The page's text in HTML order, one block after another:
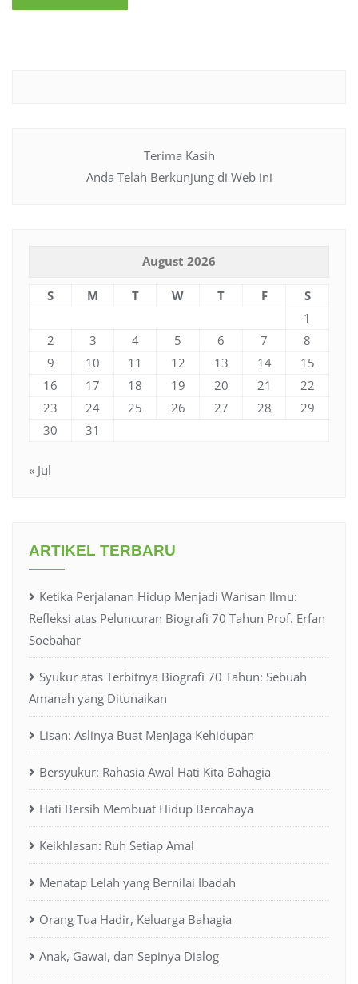
Terima Kasih
Anda Telah Berkunjung di Web ini
August 2026
S M T W T F
S
1
2
3 4 5 6 7
8
9
10 11 12 13 14
15
16
17 18 19 20 21
22
23
24 25 26 27 28
29
30
31
« Jul
ARTIKEL TERBARU
Ketika Perjalanan Hidup Menjadi Warisan Ilmu:
Refleksi atas Peluncuran Biografi 70 Tahun Prof. Erfan
Soebahar
Syukur atas Terbitnya Biografi 70 Tahun: Sebuah
Amanah yang Ditunaikan
Lisan: Aslinya Buat Menjaga Kehidupan
Bersyukur: Rahasia Awal Hati Kita Bahagia
Hati Bersih Membuat Hidup Bercahaya
Keikhlasan: Ruh Setiap Amal
Menatap Lelah yang Bernilai Ibadah
Orang Tua Hadir, Keluarga Bahagia
Anak, Gawai, dan Sepinya Dialog